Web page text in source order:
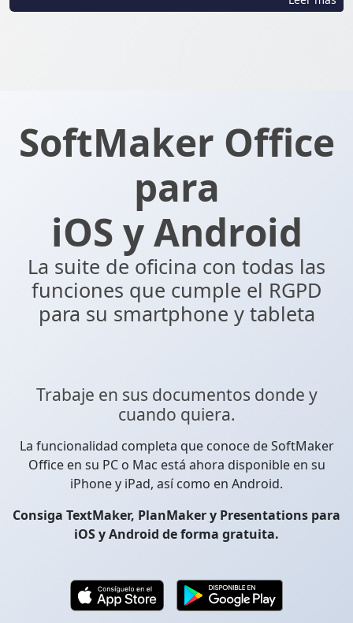
SoftMaker Office
para
iOS y Android
La suite de oficina con todas las
funciones que cumple el RGPD
para su smartphone y tableta
Trabaje en sus documentos donde y
cuando quiera.
La funcionalidad completa que conoce de SoftMaker
Office en su PC o Mac está ahora disponible en su
iPhone y iPad, así como en Android.
Consiga TextMaker, PlanMaker y Presentations para
iOS y Android de forma gratuita.